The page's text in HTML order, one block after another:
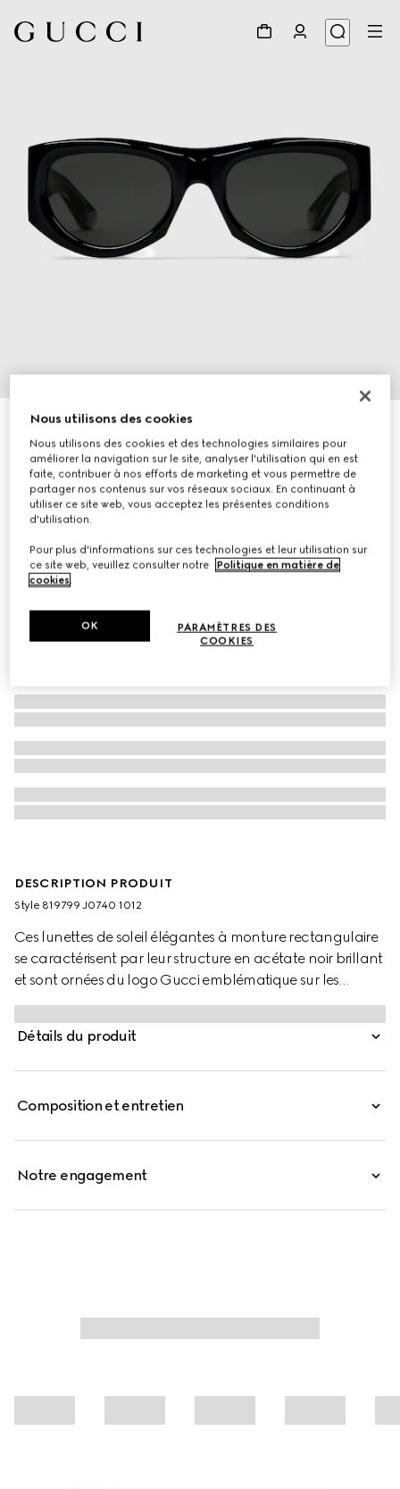
Lunettes de soleil rectangulaires
CHF 530
Déclinaisons noir
DESCRIPTION PRODUIT
Style ‎819799 J0740 1012
Ces lunettes de soleil élégantes à monture rectangulaire
se caractérisent par leur structure en acétate noir brillant
et sont ornées du logo Gucci emblématique sur les
branches. Complété par des verres gris uni, l’accessoire
incarne à la perfection le mariage entre modernité et luxe
intemporel.
Détails du produit
Composition et entretien
Notre engagement
Nous utilisons des cookies
Nous utilisons des cookies et des technologies similaires pour
améliorer la navigation sur le site, analyser l'utilisation qui en est
faite, contribuer à nos efforts de marketing et vous permettre de
partager nos contenus sur vos réseaux sociaux. En continuant à
utiliser ce site web, vous acceptez les présentes conditions
d'utilisation.
Pour plus d'informations sur ces technologies et leur utilisation sur
ce site web, veuillez consulter notre
Politique en matière de
cookies.
PARAMÈTRES DES
COOKIES
OK